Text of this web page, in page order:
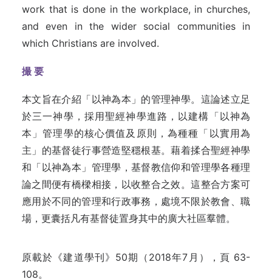
work that is done in the workplace, in churches,
and even in the wider social communities in
which Christians are involved.
撮 要
本文旨在介紹「以神為本」的管理神學。這論述立足
於三一神學，採用聖經神學進路，以建構「以神為
本」管理學的核心價值及原則，為種種「以實用為
主」的基督徒行事營造堅穩根基。藉着揉合聖經神學
和「以神為本」管理學，基督教信仰和管理學各種理
論之間便有橋樑相接，以收整合之效。這整合方案可
應用於不同的管理和行政事務，處境不限於教會、職
場，更囊括凡有基督徒置身其中的廣大社區羣體。
原載於《建道學刊》50期（2018年7月），頁 63-
108。